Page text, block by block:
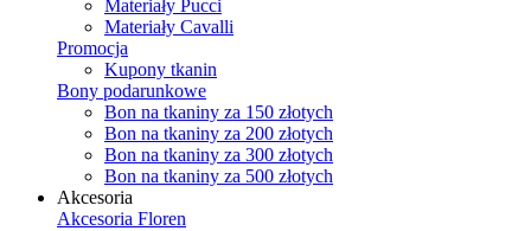
Materiały Pucci
Materiały Cavalli
Promocja
Kupony tkanin
Bony podarunkowe
Bon na tkaniny za 150 złotych
Bon na tkaniny za 200 złotych
Bon na tkaniny za 300 złotych
Bon na tkaniny za 500 złotych
Akcesoria
Akcesoria Floren